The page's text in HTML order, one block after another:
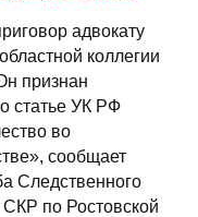
адвокату
коллегии
признан
статье УК РФ
во
сообщает
Следственного
по Ростовской